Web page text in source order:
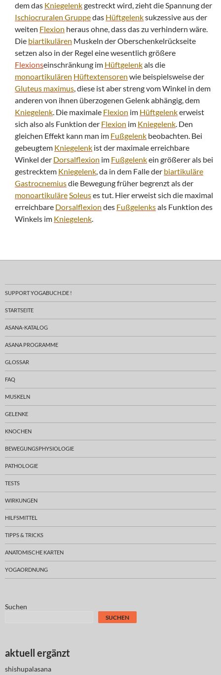
dem das Kniegelenkgestreckt wird, zieht die Spannung der
Ischiocruralen Gruppedas Hüftgelenksukzessive aus der
weiten Flexion heraus ohne, dass das zu verhindern wäre.
Die biartikulären Muskeln der Oberschenkelrückseite
setzen also in der Regel eine wesentlich größere
Flexionseinschränkung im Hüftgelenkals die
monoartikulären Hüftextensoren wie beispielsweise der
Gluteus maximus, diese ist aber streng vom Winkel in dem
anderen von ihnen überzogenen Gelenk abhängig, dem
Kniegelenk. Die maximale Flexion im Hüftgelenkerweist
sich also als Funktion der Flexion im Kniegelenk. Den
gleichen Effekt kann man im Fußgelenk beobachten. Bei
gebeugtem Kniegelenk ist der maximale erreichbare
Winkel der Dorsalflexion im Fußgelenkein größerer als bei
gestrecktem Kniegelenk, da in dem Falle der biartikuläre
Gastrocnemiusdie Bewegung früher begrenzt als der
monoartikuläreSoleuses tut. Hier erweist sich die maximal
erreichbare Dorsalflexion des Fußgelenksals Funktion des
Winkels im Kniegelenk.
SUPPORT YOGABUCH.DE !
STARTSEITE
ASANA-KATALOG
ASANA PROGRAMME
GLOSSAR
FAQ
MUSKELN
GELENKE
KNOCHEN
BEWEGUNGSPHYSIOLOGIE
PATHOLOGIE
TESTS
WIRKUNGEN
HILFSMITTEL
TIPPS & TRICKS
ANATOMISCHE KARTEN
YOGAORDNUNG
Suchen
SUCHEN
aktuell ergänzt
shishupalasana